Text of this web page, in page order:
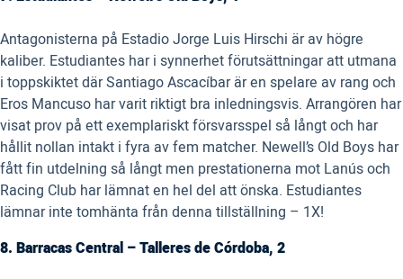
Antagonisterna på Estadio Jorge Luis Hirschi är av högre
kaliber. Estudiantes har i synnerhet förutsättningar att utmana
i toppskiktet där Santiago Ascacíbar är en spelare av rang och
Eros Mancuso har varit riktigt bra inledningsvis. Arrangören har
visat prov på ett exemplariskt försvarsspel så långt och har
hållit nollan intakt i fyra av fem matcher. Newell’s Old Boys har
fått fin utdelning så långt men prestationerna mot Lanús och
Racing Club har lämnat en hel del att önska. Estudiantes
lämnar inte tomhänta från denna tillställning – 1X!
8. Barracas Central – Talleres de Córdoba, 2